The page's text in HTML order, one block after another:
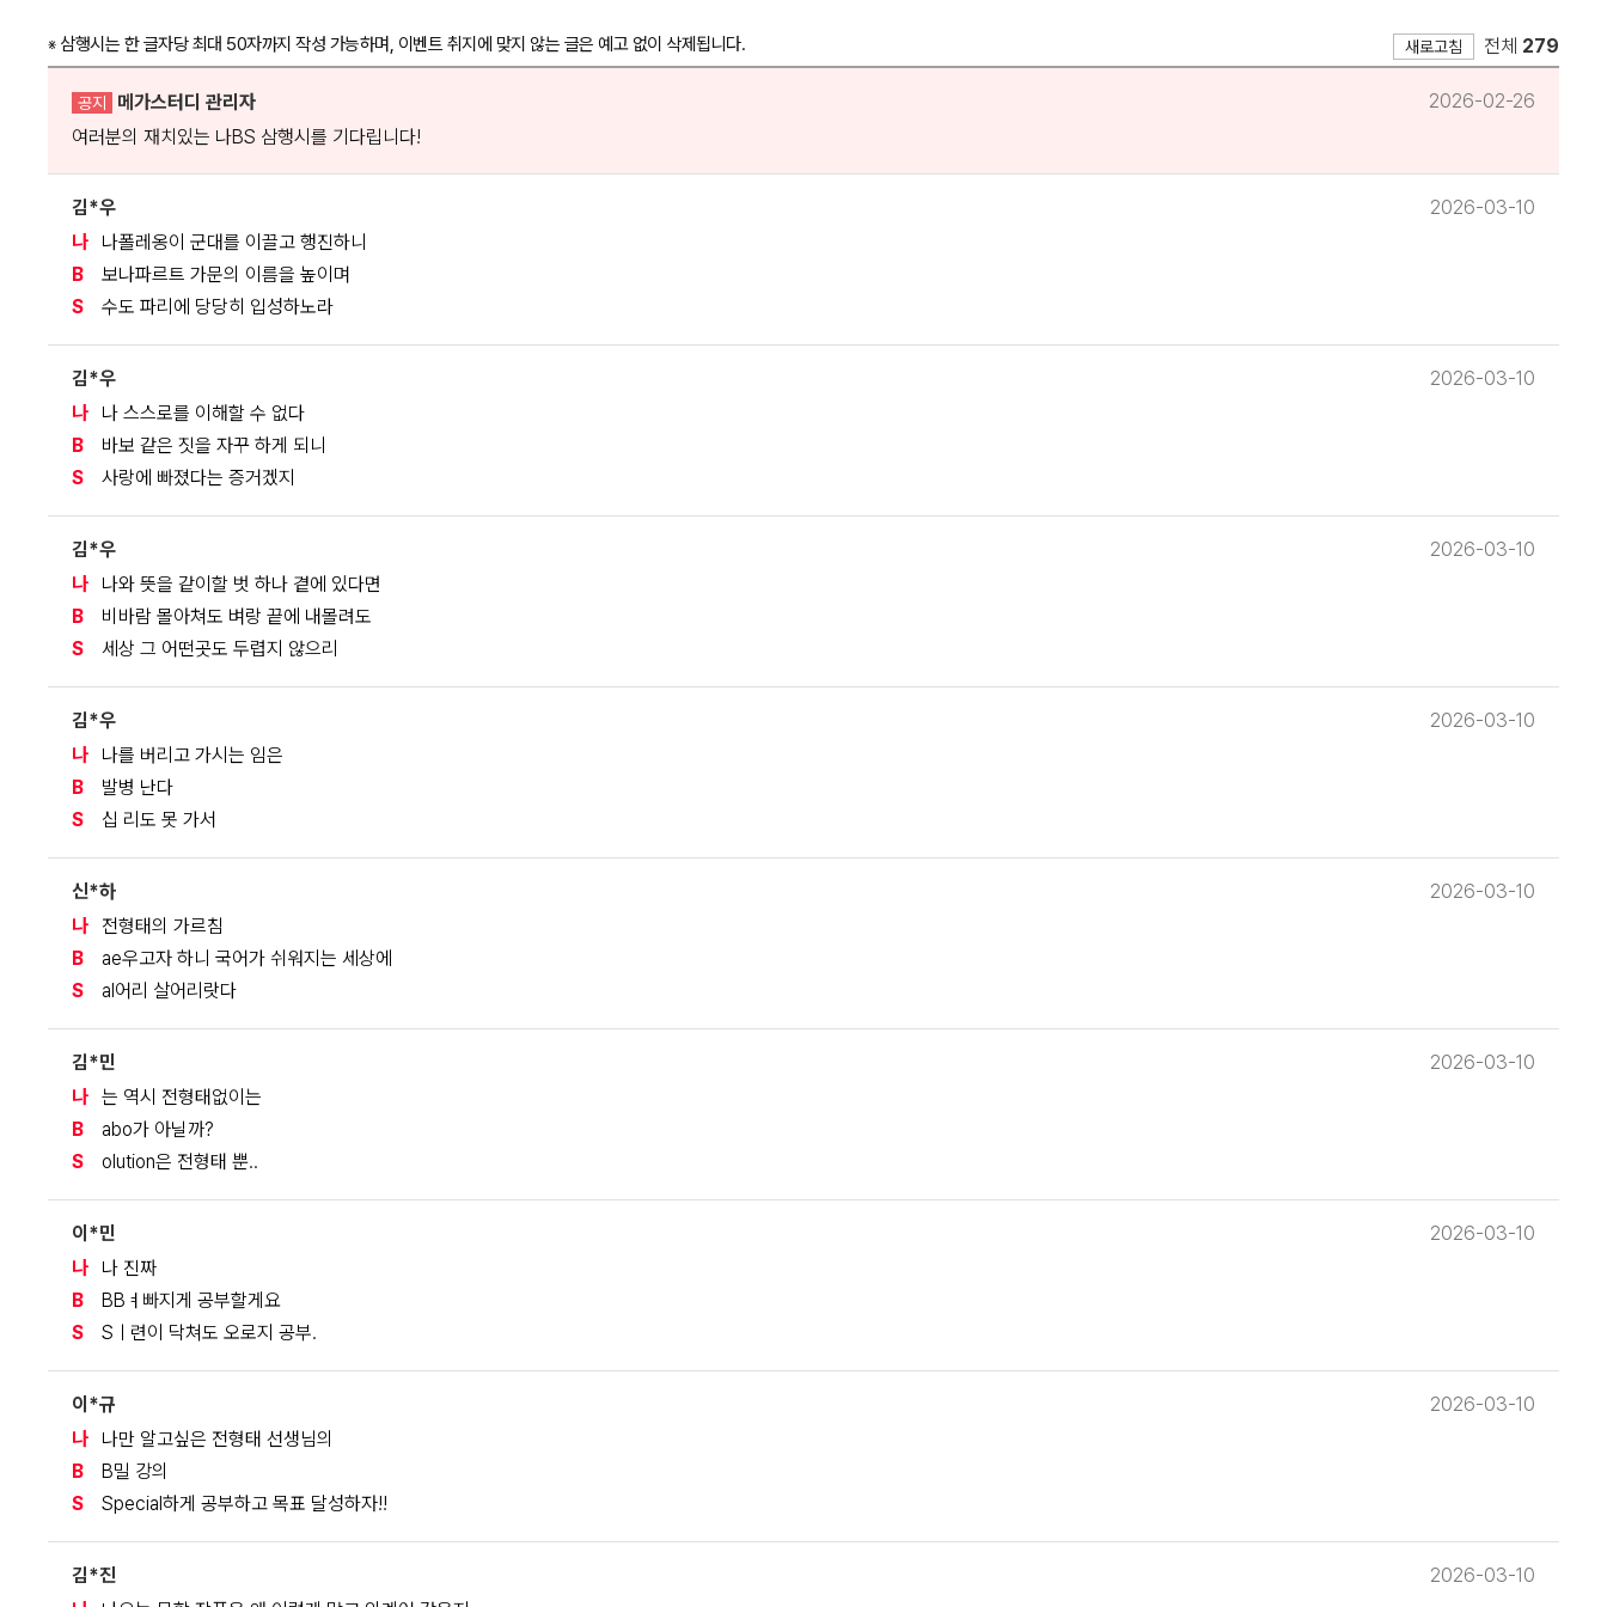
※삼행시는 한 글자당 최대 50자까지 작성 가능하며, 이벤트 취지에 맞지 않는 글은 예고 없이 삭제됩니다. 새로고침 전체 279
공지 메가스터디 관리자
2026-02-26
여러분의 재치있는 나BS 삼행시를 기다립니다!
김*우
2026-03-10
나
나폴레옹이 군대를 이끌고 행진하니
B
보나파르트 가문의 이름을 높이며
S
수도 파리에 당당히 입성하노라
김*우
2026-03-10
나
나 스스로를 이해할 수 없다
B
바보 같은 짓을 자꾸 하게 되니
S
사랑에 빠졌다는 증거겠지
김*우
2026-03-10
나
나와 뜻을 같이할 벗 하나 곁에 있다면
B
비바람 몰아쳐도 벼랑 끝에 내몰려도
S
세상 그 어떤곳도 두렵지 않으리
김*우
2026-03-10
나
나를 버리고 가시는 임은
B
발병 난다
S
십 리도 못 가서
신*하
2026-03-10
나
전형태의 가르침
B
ae우고자 하니 국어가 쉬워지는 세상에
S
al어리 살어리랏다
김*민
2026-03-10
나 는 역시 전형태없이는
B
abo가 아닐까?
S
olution은 전형태 뿐..
이*민
2026-03-10
나
나 진짜
B
BBㅕ빠지게 공부할게요
S
Sㅣ련이 닥쳐도 오로지 공부.
이*규
2026-03-10
나
나만 알고싶은 전형태 선생님의
B
B밀 강의
S
Special하게 공부하고 목표 달성하자!!
김*진
2026-03-10